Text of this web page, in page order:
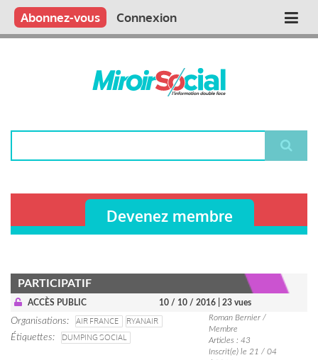
Aller
contenu
Main
Qui sommes nous ?
Vous publiez
Nous publions
Contactez-nous
Abonnez-vous Connexion
Devenez membre
PARTICIPATIF
ACCÈS PUBLIC 10 / 10 / 2016 | 23 vues
Organisations AIR FRANCE
RYANAIR
Étiquettes
DUMPING SOCIAL
Roman Bernier /
Membre
Articles : 43
Inscrit(e) le 21 / 04